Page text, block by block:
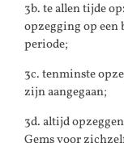
3b. te allen tijde
opzegging op een
periode;
3c. tenminste
zijn aangegaan;
3d. altijd
Gems voor